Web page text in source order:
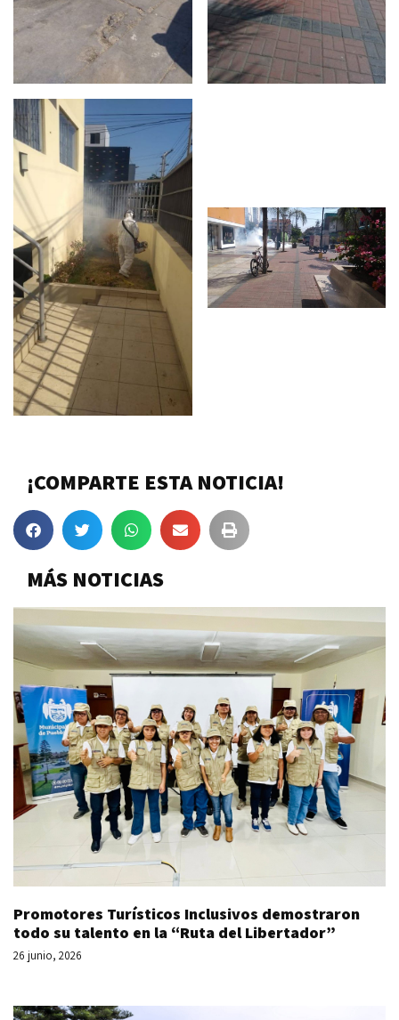
¡COMPARTE ESTA NOTICIA!
MÁS NOTICIAS
Promotores Turísticos Inclusivos demostraron
todo su talento en la “Ruta del Libertador”
26 junio, 2026